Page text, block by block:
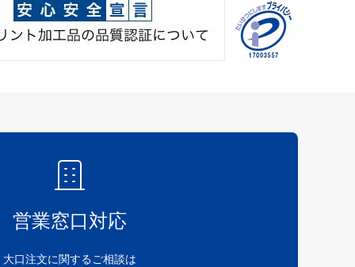
営業窓口対応
大口注文に関するご相談は